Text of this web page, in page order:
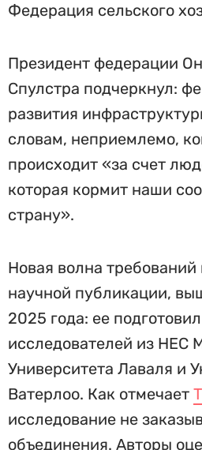
Федерация сельского
Президент федерации
Спулстра подчеркнул:
развития
словам, неприемлемо,
происходит «за счет
которая кормит наши
страну».
Новая волна требований
научной публикации,
2025 года: ее
исследователей из HEC
Университета Лаваля и
Ватерлоо. Как отмечает
исследование не
объединения. Авторы